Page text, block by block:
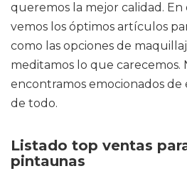
queremos la mejor calidad.
vemos los óptimos artículos
como las opciones de
meditamos lo que carecemos.
encontramos emocionados
de todo.
Listado top ventas
pintaunas